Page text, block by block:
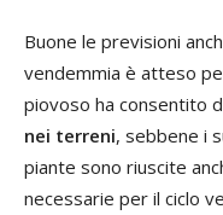
Buone le previsioni
vendemmia è atteso
piovoso ha consentito
nei terreni, sebbene i
piante sono riuscite
necessarie per il ciclo